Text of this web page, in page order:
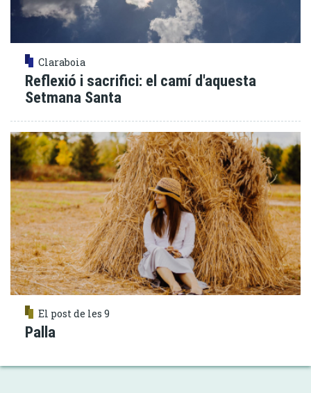
Claraboia
Reflexió i sacrifici: el camí d'aquesta
Setmana Santa
El post de les 9
Palla